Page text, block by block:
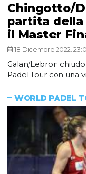
Chingotto/
partita della
il Master
18 Dicembre 2022,
Galan/Lebron
Padel Tour con una
WORLD PADEL